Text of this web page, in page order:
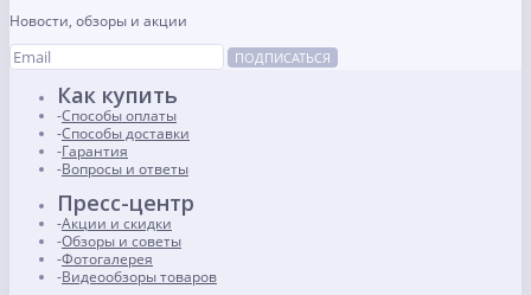
Новости, обзоры и акции
ПОДПИСАТЬСЯ
Как купить
Способы оплаты
Способы доставки
Гарантия
Вопросы и ответы
Пресс-центр
Акции и скидки
Обзоры и советы
Фотогалерея
Видеообзоры товаров